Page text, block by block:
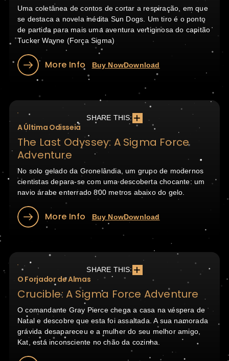
Uma coletânea de contos de cortar a respiração, em que
se destaca a novela inédita Sun Dogs. Um tiro é o ponto
de partida para mais uma aventura vertiginosa do capitão
Tucker Wayne (Força Sigma)
More Info Buy NowDownload
SHARE THIS:
A Última Odisseia
The Last Odyssey: A Sigma Force
Adventure
No solo gelado da Gronelândia, um grupo de modernos
cientistas depara-se com uma descoberta chocante: um
navio árabe enterrado 800 metros abaixo do gelo.
More Info Buy NowDownload
SHARE THIS:
O Forjador de Almas
Crucible: A Sigma Force Adventure
O comandante Gray Pierce chega a casa na véspera de
Natal e descobre que esta foi assaltada. A sua namorada
grávida desapareceu e a mulher do seu melhor amigo,
Kat, está inconsciente no chão da cozinha.